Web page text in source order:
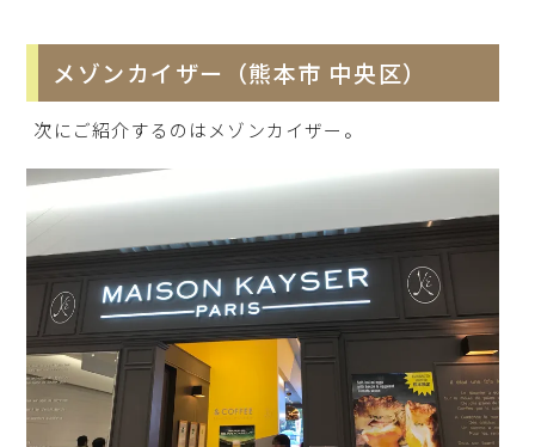
メゾンカイザー（熊本市 中央区）
次にご紹介するのはメゾンカイザー。